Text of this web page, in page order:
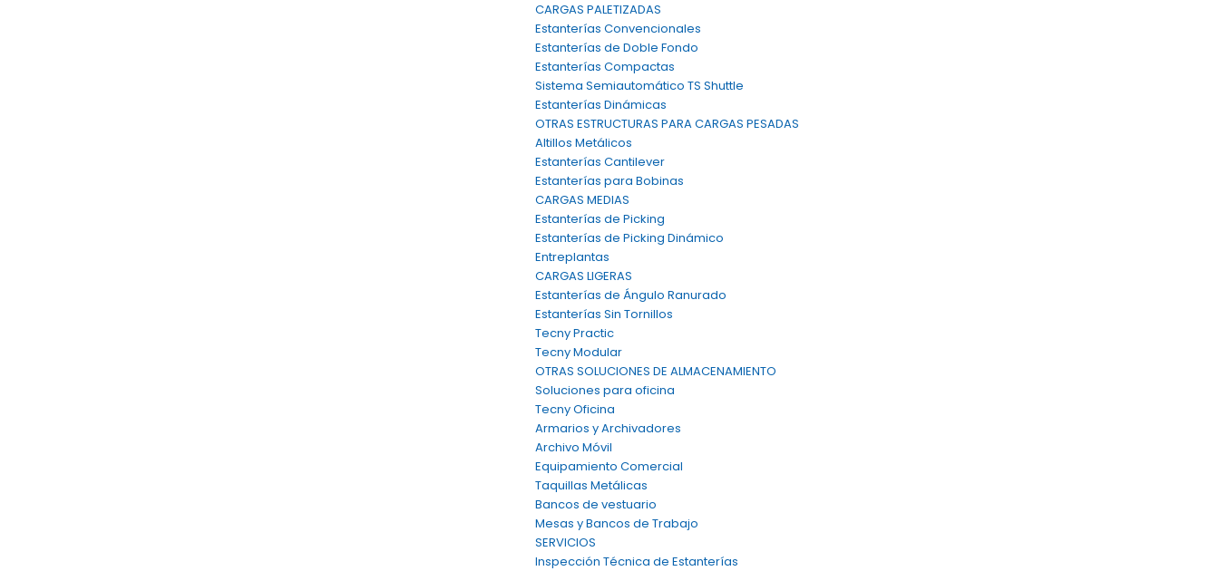
CARGAS PALETIZADAS
Estanterías Convencionales
Estanterías de Doble Fondo
Estanterías Compactas
Sistema Semiautomático TS Shuttle
Estanterías Dinámicas
OTRAS ESTRUCTURAS PARA CARGAS PESADAS
Altillos Metálicos
Estanterías Cantilever
Estanterías para Bobinas
CARGAS MEDIAS
Estanterías de Picking
Estanterías de Picking Dinámico
Entreplantas
CARGAS LIGERAS
Estanterías de Ángulo Ranurado
Estanterías Sin Tornillos
Tecny Practic
Tecny Modular
OTRAS SOLUCIONES DE ALMACENAMIENTO
Soluciones para oficina
Tecny Oficina
Armarios y Archivadores
Archivo Móvil
Equipamiento Comercial
Taquillas Metálicas
Bancos de vestuario
Mesas y Bancos de Trabajo
SERVICIOS
Inspección Técnica de Estanterías